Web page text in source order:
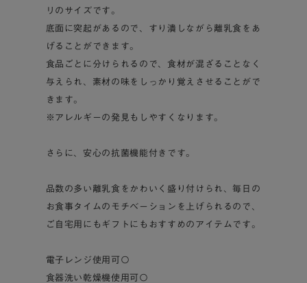
リのサイズです。
底面に突起があるので、すり潰しながら離乳食をあ
げることができます。
食品ごとに分けられるので、食材が混ざることなく
与えられ、素材の味をしっかり覚えさせることがで
きます。
※アレルギーの発見もしやすくなります。
さらに、安心の抗菌機能付きです。
品数の多い離乳食をかわいく盛り付けられ、毎日の
お食事タイムのモチベーションを上げられるので、
ご自宅用にもギフトにもおすすめのアイテムです。
電子レンジ使用可〇
食器洗い乾燥機使用可〇